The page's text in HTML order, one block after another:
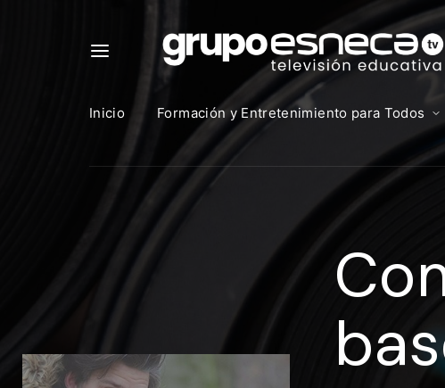
Inicio Formación y Entretenimiento para Todos
Para iniciar
https://
Dirección de